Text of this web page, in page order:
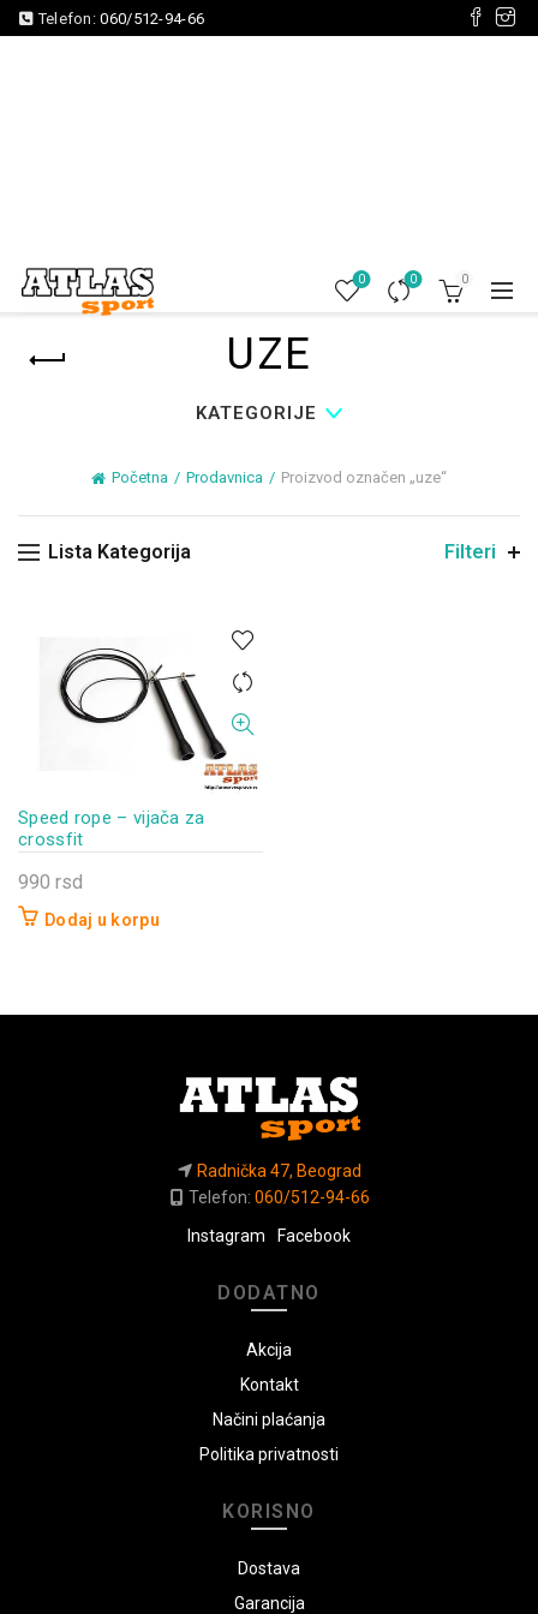
Telefon:060/512-94-66
0 0 0
UZE
KATEGORIJE
Početna Prodavnica Proizvod označen „uze“
Lista Kategorija Filteri
Speed rope – vijača za
crossfit
990 rsd
Dodaj u korpu
Radnička 47, Beograd
Telefon: 060/512-94-66
Instagram
Facebook
DODATNO
Akcija
Kontakt
Načini plaćanja
Politika privatnosti
KORISNO
Dostava
Garancija